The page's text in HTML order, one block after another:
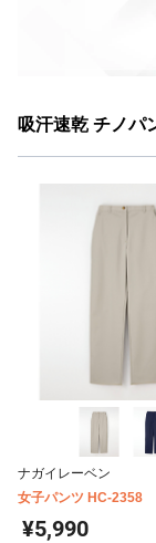
吸汗速乾 チノパ
ナガイレーベン
女子パンツ HC-2358
¥5,990